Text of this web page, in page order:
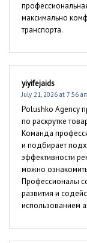
максимально
транспорта.
yiyifejaids
July 21, 2026 at 7:56
Polushko Agency
по раскрутке
Команда
и подбирает
эффективности
можно
Профессионалы
развития и
использованием